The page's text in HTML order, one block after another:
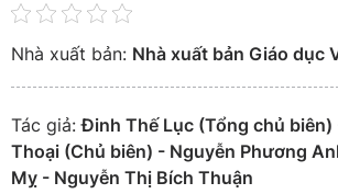
Nhà xuất bản: Nhà xuất bản Giáo dục
Tác giả:Đinh Thế Lục (Tổng chủ biên)
Thoại (Chủ biên) - Nguyễn Phương
Mỵ - Nguyễn Thị Bích Thuận